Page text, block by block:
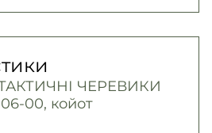
ЧЕРЕВИКИ
00, койот